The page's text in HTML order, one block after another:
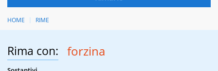
HOME RIME
Rima con: forzina